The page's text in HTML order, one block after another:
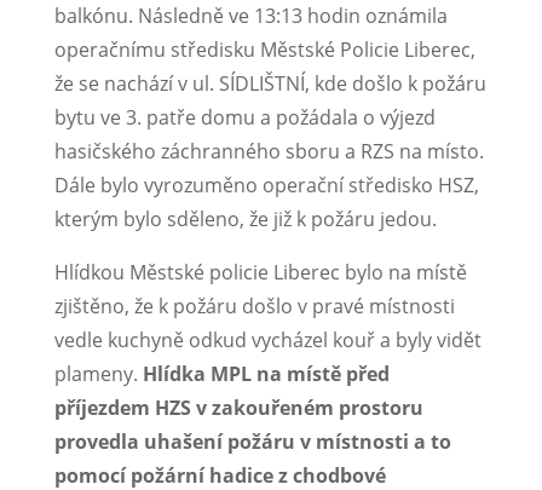
balkónu. Následně ve 13:13 hodin oznámila
operačnímu středisku Městské Policie Liberec,
že se nachází v ul. SÍDLIŠTNÍ, kde došlo k požáru
bytu ve 3. patře domu a požádala o výjezd
hasičského záchranného sboru a RZS na místo.
Dále bylo vyrozuměno operační středisko HSZ,
kterým bylo sděleno, že již k požáru jedou.
Hlídkou Městské policie Liberec bylo na místě
zjištěno, že k požáru došlo v pravé místnosti
vedle kuchyně odkud vycházel kouř a byly vidět
plameny. Hlídka MPL na místě před
příjezdem HZS v zakouřeném prostoru
provedla uhašení požáru v místnosti a to
pomocí požární hadice z chodbové